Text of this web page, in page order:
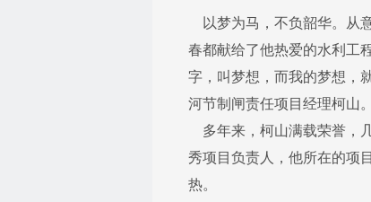
以梦为马，不负韶华。从
春都献给了他热爱的水利工
字，叫梦想，而我的梦想，
河节制闸责任项目经理柯山。
多年来，柯山满载荣誉，
秀项目负责人，他所在的项
热。